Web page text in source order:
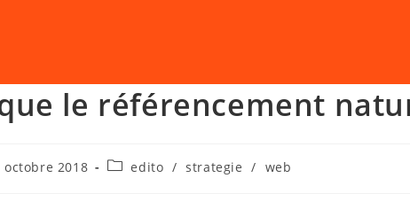
que le référencement
octobre 2018 edito / strategie / web